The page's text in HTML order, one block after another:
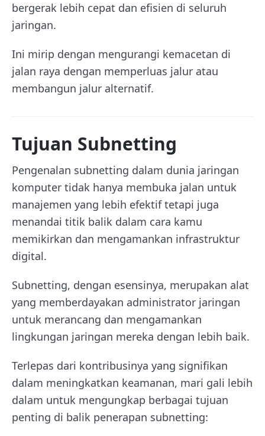
bergerak lebih cepat dan efisien di seluruh
jaringan.
Ini mirip dengan mengurangi kemacetan di
jalan raya dengan memperluas jalur atau
membangun jalur alternatif.
Tujuan Subnetting
Pengenalan subnetting dalam dunia jaringan
komputer tidak hanya membuka jalan untuk
manajemen yang lebih efektif tetapi juga
menandai titik balik dalam cara kamu
memikirkan dan mengamankan infrastruktur
digital.
Subnetting, dengan esensinya, merupakan alat
yang memberdayakan administrator jaringan
untuk merancang dan mengamankan
lingkungan jaringan mereka dengan lebih baik.
Terlepas dari kontribusinya yang signifikan
dalam meningkatkan keamanan, mari gali lebih
dalam untuk mengungkap berbagai tujuan
penting di balik penerapan subnetting: